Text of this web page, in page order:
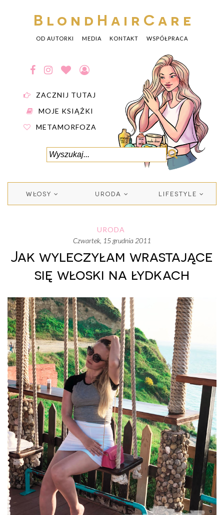
BlondHairCare
OD AUTORKI MEDIA KONTAKT WSPÓŁPRACA
ZACZNIJ TUTAJ
MOJE KSIĄŻKI
METAMORFOZA
WŁOSY URODA LIFESTYLE
URODA
czwartek, 15 grudnia 2011
Jak wyleczyłam wrastające
się włoski na łydkach